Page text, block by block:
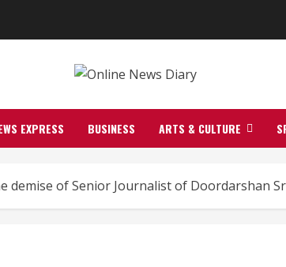
EXPRESS BUSINESS ARTS & CULTURE
demise of Senior Journalist of Doordarshan